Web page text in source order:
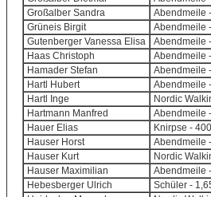
Großalber Sandra
Abendmeile
Grüneis Birgit
Abendmeile
Gutenberger Vanessa Elisa
Abendmeile
Haas Christoph
Abendmeile
Hamader Stefan
Abendmeile
Hartl Hubert
Abendmeile
Hartl Inge
Nordic
Hartmann Manfred
Abendmeile
Hauer Elias
Knirpse -
Hauser Horst
Abendmeile
Hauser Kurt
Nordic
Hauser Maximilian
Abendmeile
Hebesberger Ulrich
Schüler -